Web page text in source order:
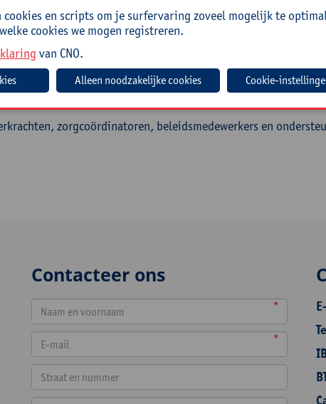
je inspiratie uit de casussen van het beleidsonderzoek
je kritisch de regels en routines in je eigen school/klas;
je een plan voor de regels en routines in je eigen school/klas.
zorgcoördinatoren, beleidsmedewerkers en
Contacteer ons
*
*
cookies en scripts om je surfervaring zoveel mogelijk te
cookies we mogen registreren.
van CNO.
Cookie-